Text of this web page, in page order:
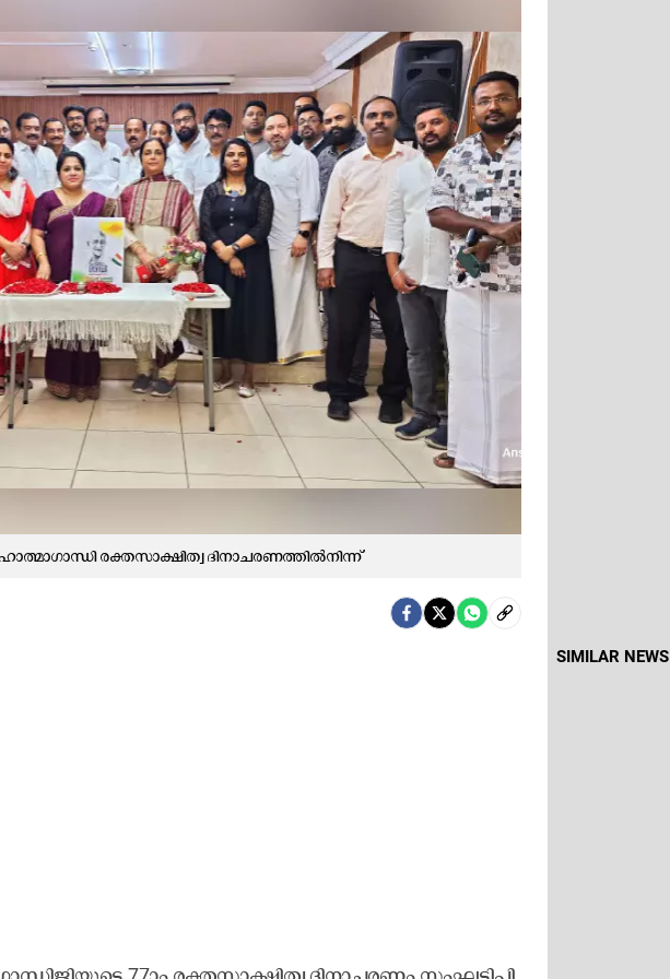
മ​ഹാ​ത്മാ​ഗാ​ന്ധി ര​ക്ത​സാ​ക്ഷി​ത്വ ദി​നാ​ച​ര​ണ​ത്തി​ൽ​നി​ന്ന്
SIMILAR NEWS